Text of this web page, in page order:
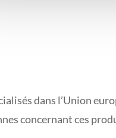
dans l’Union
concernant ces